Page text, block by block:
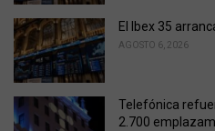
El Ibex 35
AGOSTO 6, 2026
Telefónica
2.700